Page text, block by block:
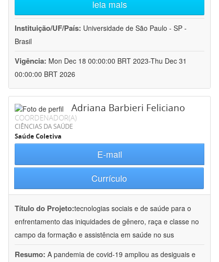
leia mais
Instituição/UF/País: Universidade de São Paulo - SP -
Brasil
Vigência: Mon Dec 18 00:00:00 BRT 2023-Thu Dec 31
00:00:00 BRT 2026
Adriana Barbieri Feliciano
COORDENADOR(A)
CIÊNCIAS DA SAÚDE
Saúde Coletiva
E-mail
Currículo
Título do Projeto:tecnologias sociais e de saúde para o
enfrentamento das iniquidades de gênero, raça e classe no
campo da formação e assistência em saúde no sus
Resumo: A pandemia de covid-19 ampliou as desiguais e